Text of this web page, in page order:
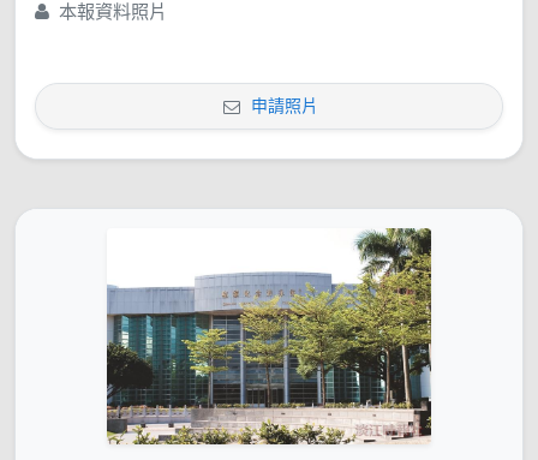
本報資料照片
申請照片